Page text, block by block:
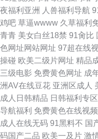
夜福利亚洲
人兽福利导航
鸡吧 草逼wwww 久草福利
青青 美女白丝18禁 91肏比
色网址网站网址 97超在线
操碰 欧美二级片网址 精品
三级电影 免费黄色网址 成
洲AV在线豆花 亚洲区成人
成人日韩精品 日韩福利专区
导航福利 免费黄色在线视频
成人在线无码 91黑料不 国
码国产二品 欧美一及片 激